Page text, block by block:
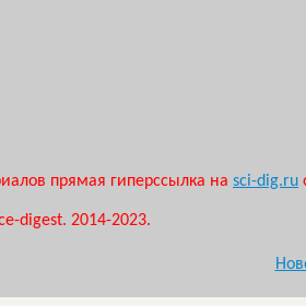
прямая гиперссылка на sci-dig.ru
digest. 2014-2023.